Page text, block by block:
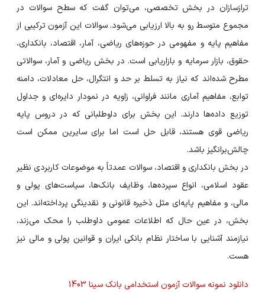
ترازسازان در بخش تخصصی، می‌توان گفت که سطح سوالات در
مجموع متوسط رو به بالا ارزیابی می‌شود. سوالات این آزمون ترکیبی از
مفاهیم پایه و مفهومی در حوزه‌های ریاضی، آمار، اقتصاد، بانکداری،
حقوق، بازار سرمایه و بازاریابی است. در بخش ریاضی و آمار، سوالاتی
مطرح شده‌اند که نیاز به تسلط بر حد و انتگرال، حل معادلات، دامنه
توابع، مفاهیم آماری مانند فراوانی، زاویه در نمودار دایره‌ای و جداول
توزیع داده‌ها دارند. این بخش برای داوطلبانی که در دروس پایه
ریاضی قوی هستند، قابل حل است اما برای سایرین ممکن است
چالش‌برانگیز باشد.
در بخش بانکداری و اقتصاد، سوالات عمدتاً به موضوعات کاربردی نظیر
عقود اسلامی، انواع سپرده‌ها، وظایف بانک‌ها، سیاست‌های پولی و
مالی، و مفاهیم پایه‌ای مثل ذخیره قانونی و نقدینگی پرداخته‌اند. این
بخش، در عین حال که اطلاعات عمومی داوطلب را محک می‌زند،
نیازمند آشنایی با ساختار نظام بانکی ایران و قوانین پولی و مالی نیز
هست.
دانلود نمونه سوالات آزمون استخدامی بانک سینا 1403